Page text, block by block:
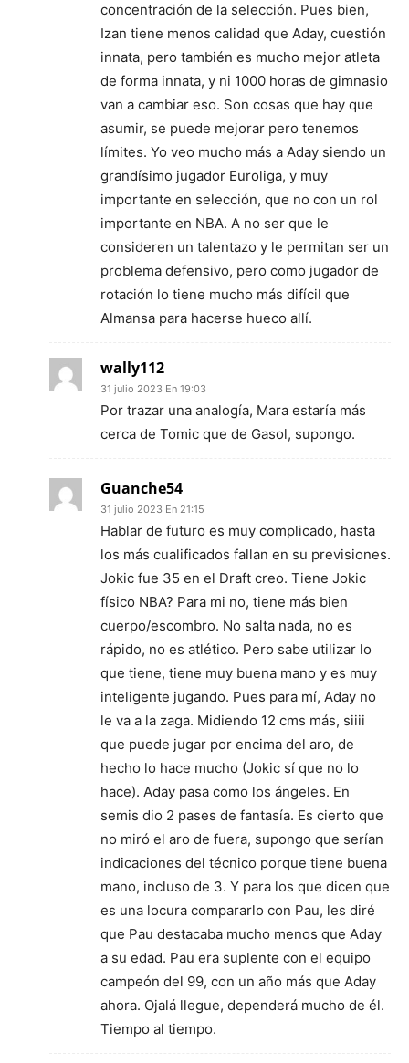
concentración de la selección. Pues bien,
Izan tiene menos calidad que Aday, cuestión
innata, pero también es mucho mejor atleta
de forma innata, y ni 1000 horas de gimnasio
van a cambiar eso. Son cosas que hay que
asumir, se puede mejorar pero tenemos
límites. Yo veo mucho más a Aday siendo un
grandísimo jugador Euroliga, y muy
importante en selección, que no con un rol
importante en NBA. A no ser que le
consideren un talentazo y le permitan ser un
problema defensivo, pero como jugador de
rotación lo tiene mucho más difícil que
Almansa para hacerse hueco allí.
wally112
31 julio 2023 En 19:03
Por trazar una analogía, Mara estaría más
cerca de Tomic que de Gasol, supongo.
Guanche54
31 julio 2023 En 21:15
Hablar de futuro es muy complicado, hasta
los más cualificados fallan en su previsiones.
Jokic fue 35 en el Draft creo. Tiene Jokic
físico NBA? Para mi no, tiene más bien
cuerpo/escombro. No salta nada, no es
rápido, no es atlético. Pero sabe utilizar lo
que tiene, tiene muy buena mano y es muy
inteligente jugando. Pues para mí, Aday no
le va a la zaga. Midiendo 12 cms más, siiii
que puede jugar por encima del aro, de
hecho lo hace mucho (Jokic sí que no lo
hace). Aday pasa como los ángeles. En
semis dio 2 pases de fantasía. Es cierto que
no miró el aro de fuera, supongo que serían
indicaciones del técnico porque tiene buena
mano, incluso de 3. Y para los que dicen que
es una locura compararlo con Pau, les diré
que Pau destacaba mucho menos que Aday
a su edad. Pau era suplente con el equipo
campeón del 99, con un año más que Aday
ahora. Ojalá llegue, dependerá mucho de él.
Tiempo al tiempo.